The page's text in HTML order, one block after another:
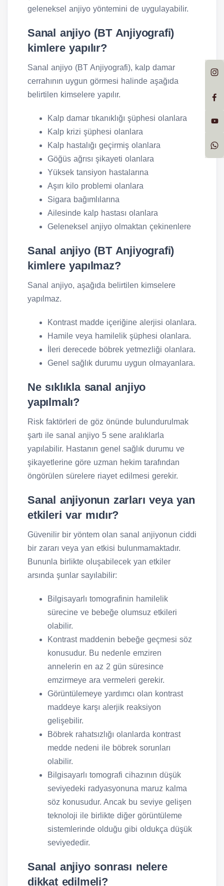
geleneksel anjiyo yöntemini de uygulayabilir.
Sanal anjiyo (BT Anjiyografi)
kimlere yapılır?
Sanal anjiyo (BT Anjiyografi), kalp damar
cerrahının uygun görmesi halinde aşağıda
belirtilen kimselere yapılır.
Kalp damar tıkanıklığı şüphesi olanlara
Kalp krizi şüphesi olanlara
Kalp hastalığı geçirmiş olanlara
Göğüs ağrısı şikayeti olanlara
Yüksek tansiyon hastalarına
Aşırı kilo problemi olanlara
Sigara bağımlılarına
Ailesinde kalp hastası olanlara
Geleneksel anjiyo olmaktan çekinenlere
Sanal anjiyo (BT Anjiyografi)
kimlere yapılmaz?
Sanal anjiyo, aşağıda belirtilen kimselere
yapılmaz.
Kontrast madde içeriğine alerjisi olanlara.
Hamile veya hamilelik şüphesi olanlara.
İleri derecede böbrek yetmezliği olanlara.
Genel sağlık durumu uygun olmayanlara.
Ne sıklıkla sanal anjiyo
yapılmalı?
Risk faktörleri de göz önünde bulundurulmak
şartı ile sanal anjiyo 5 sene aralıklarla
yapılabilir. Hastanın genel sağlık durumu ve
şikayetlerine göre uzman hekim tarafından
öngörülen sürelere riayet edilmesi gerekir.
Sanal anjiyonun zarları veya yan
etkileri var mıdır?
Güvenilir bir yöntem olan sanal anjiyonun ciddi
bir zararı veya yan etkisi bulunmamaktadır.
Bununla birlikte oluşabilecek yan etkiler
arsında şunlar sayılabilir:
Bilgisayarlı tomografinin hamilelik
sürecine ve bebeğe olumsuz etkileri
olabilir.
Kontrast maddenin bebeğe geçmesi söz
konusudur. Bu nedenle emziren
annelerin en az 2 gün süresince
emzirmeye ara vermeleri gerekir.
Görüntülemeye yardımcı olan kontrast
maddeye karşı alerjik reaksiyon
gelişebilir.
Böbrek rahatsızlığı olanlarda kontrast
medde nedeni ile böbrek sorunları
olabilir.
Bilgisayarlı tomografi cihazının düşük
seviyedeki radyasyonuna maruz kalma
söz konusudur. Ancak bu seviye gelişen
teknoloji ile birlikte diğer görüntüleme
sistemlerinde olduğu gibi oldukça düşük
seviyededir.
Sanal anjiyo sonrası nelere
dikkat edilmeli?